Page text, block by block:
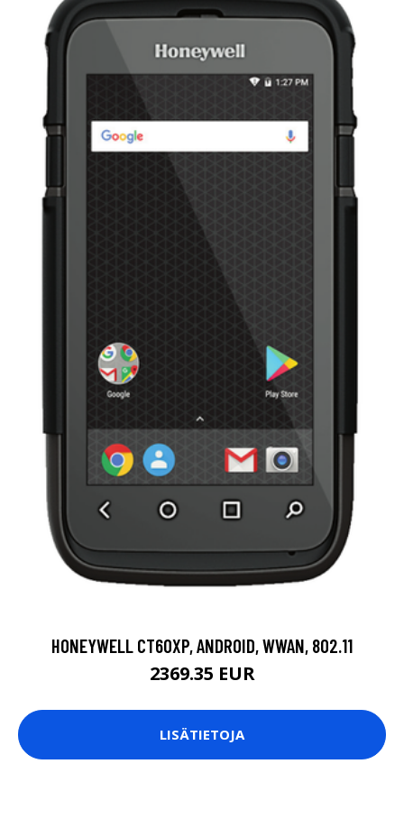
HONEYWELL CT60XP, ANDROID, WWAN, 802.11
2369.35 EUR
LISÄTIETOJA